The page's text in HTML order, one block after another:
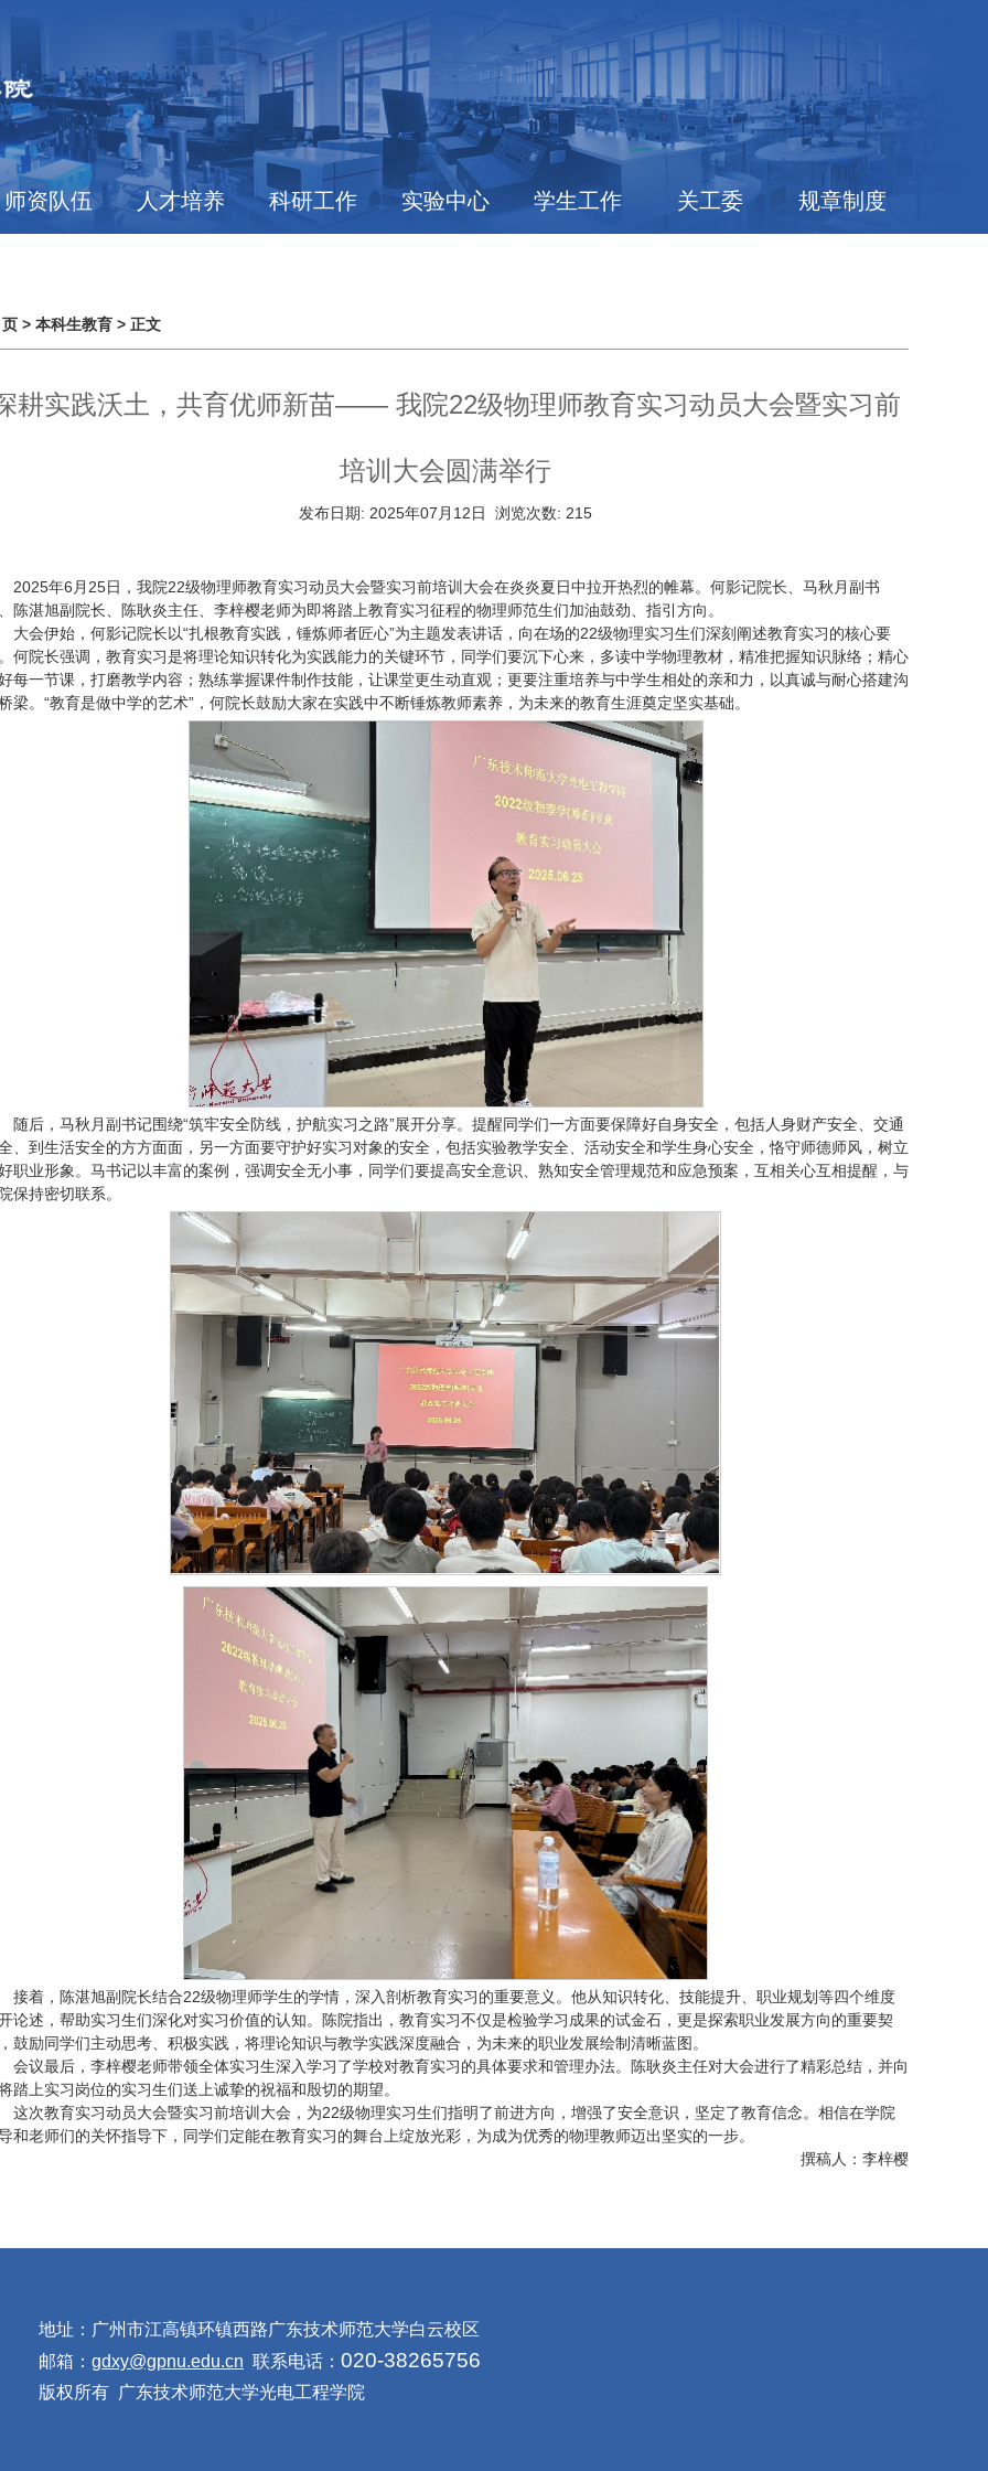
师资队伍 人才培养 科研工作 实验中心 学生工作 关工委 规章制度
> 本科生教育 > 正文
耕实践沃土，共育优师新苗—— 我院22级物理师教育实习动员大会暨实习前
培训大会圆满举行
发布日期: 2025年07月12日 浏览次数: 215
2025年6月25日，我院22级物理师教育实习动员大会暨实习前培训大会在炎炎夏日中拉开热烈的帷幕。何影记院长、马秋月副书
陈湛旭副院长、陈耿炎主任、李梓樱老师为即将踏上教育实习征程的物理师范生们加油鼓劲、指引方向。
大会伊始，何影记院长以“扎根教育实践，锤炼师者匠心”为主题发表讲话，向在场的22级物理实习生们深刻阐述教育实习的核心要
何院长强调，教育实习是将理论知识转化为实践能力的关键环节，同学们要沉下心来，多读中学物理教材，精准把握知识脉络；精心
每一节课，打磨教学内容；熟练掌握课件制作技能，让课堂更生动直观；更要注重培养与中学生相处的亲和力，以真诚与耐心搭建沟
梁。“教育是做中学的艺术”，何院长鼓励大家在实践中不断锤炼教师素养，为未来的教育生涯奠定坚实基础。
随后，马秋月副书记围绕“筑牢安全防线，护航实习之路”展开分享。提醒同学们一方面要保障好自身安全，包括人身财产安全、交通
、到生活安全的方方面面，另一方面要守护好实习对象的安全，包括实验教学安全、活动安全和学生身心安全，恪守师德师风，树立
职业形象。马书记以丰富的案例，强调安全无小事，同学们要提高安全意识、熟知安全管理规范和应急预案，互相关心互相提醒，与
保持密切联系。
接着，陈湛旭副院长结合22级物理师学生的学情，深入剖析教育实习的重要意义。他从知识转化、技能提升、职业规划等四个维度
论述，帮助实习生们深化对实习价值的认知。陈院指出，教育实习不仅是检验学习成果的试金石，更是探索职业发展方向的重要契
鼓励同学们主动思考、积极实践，将理论知识与教学实践深度融合，为未来的职业发展绘制清晰蓝图。
会议最后，李梓樱老师带领全体实习生深入学习了学校对教育实习的具体要求和管理办法。陈耿炎主任对大会进行了精彩总结，并向
踏上实习岗位的实习生们送上诚挚的祝福和殷切的期望。
这次教育实习动员大会暨实习前培训大会，为22级物理实习生们指明了前进方向，增强了安全意识，坚定了教育信念。相信在学院
和老师们的关怀指导下，同学们定能在教育实习的舞台上绽放光彩，为成为优秀的物理教师迈出坚实的一步。
撰稿人：李梓樱
地址：广州市江高镇环镇西路广东技术师范大学白云校区
邮箱： gdxy@gpnu.edu.cn 联系电话： 020-38265756
版权所有 广东技术师范大学光电工程学院